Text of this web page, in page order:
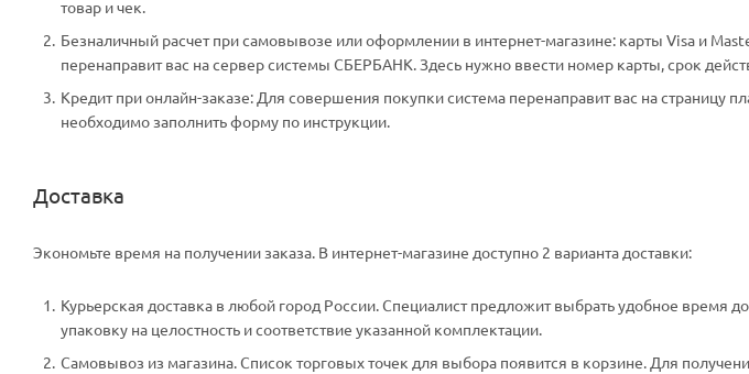
товар и чек.
Безналичный расчет при самовывозе или оформлении в интернет-магазине: карты Visa и
перенаправит вас на сервер системы СБЕРБАНК. Здесь нужно ввести номер карты, срок
Кредит при онлайн-заказе: Для совершения покупки система перенаправит вас на страницу
необходимо заполнить форму по инструкции.
Доставка
Экономьте время на получении заказа. В интернет-магазине доступно 2 варианта доставки:
Курьерская доставка в любой город России. Специалист предложит выбрать удобное время
упаковку на целостность и соответствие указанной комплектации.
Самовывоз из магазина. Список торговых точек для выбора появится в корзине. Для